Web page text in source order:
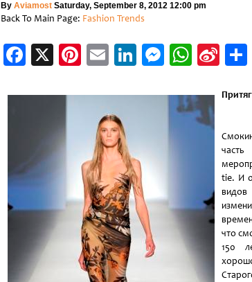
By AviamostSaturday, September 8, 2012 12:00 pm
Back To Main Page: Fashion Trends
Facebook
X Pinterest
EmailLinkedIn
Messenger
Sina
tie. И
что
150